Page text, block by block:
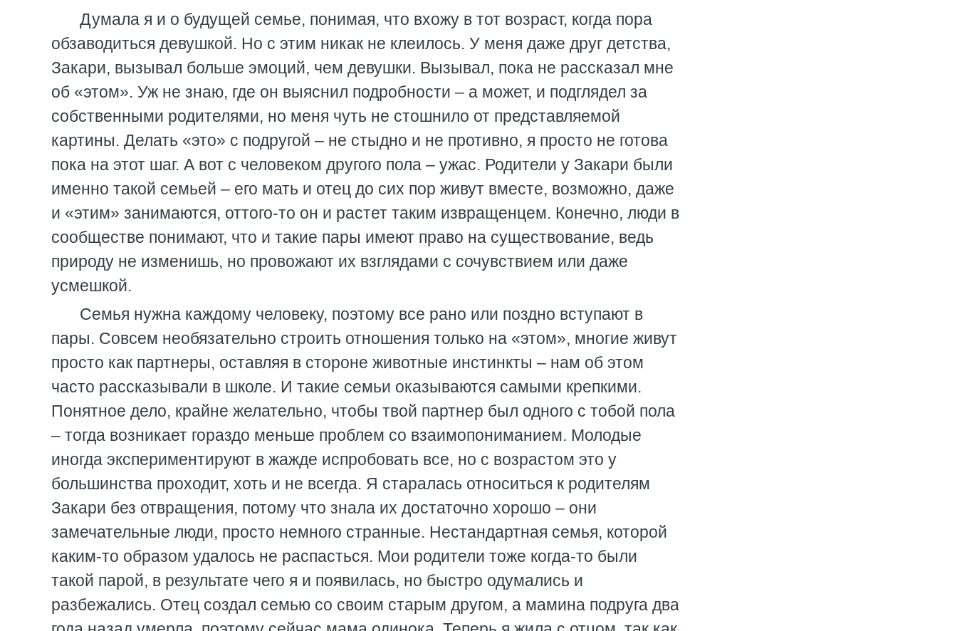
Думала я и о будущей семье, понимая, что вхожу в тот возраст, когда пора
обзаводиться девушкой. Но с этим никак не клеилось. У меня даже друг детства,
Закари, вызывал больше эмоций, чем девушки. Вызывал, пока не рассказал мне
об «этом». Уж не знаю, где он выяснил подробности – а может, и подглядел за
собственными родителями, но меня чуть не стошнило от представляемой
картины. Делать «это» с подругой – не стыдно и не противно, я просто не готова
пока на этот шаг. А вот с человеком другого пола – ужас. Родители у Закари были
именно такой семьей – его мать и отец до сих пор живут вместе, возможно, даже
и «этим» занимаются, оттого-то он и растет таким извращенцем. Конечно, люди в
сообществе понимают, что и такие пары имеют право на существование, ведь
природу не изменишь, но провожают их взглядами с сочувствием или даже
усмешкой.
Семья нужна каждому человеку, поэтому все рано или поздно вступают в
пары. Совсем необязательно строить отношения только на «этом», многие живут
просто как партнеры, оставляя в стороне животные инстинкты – нам об этом
часто рассказывали в школе. И такие семьи оказываются самыми крепкими.
Понятное дело, крайне желательно, чтобы твой партнер был одного с тобой пола
– тогда возникает гораздо меньше проблем со взаимопониманием. Молодые
иногда экспериментируют в жажде испробовать все, но с возрастом это у
большинства проходит, хоть и не всегда. Я старалась относиться к родителям
Закари без отвращения, потому что знала их достаточно хорошо – они
замечательные люди, просто немного странные. Нестандартная семья, которой
каким-то образом удалось не распасться. Мои родители тоже когда-то были
такой парой, в результате чего я и появилась, но быстро одумались и
разбежались. Отец создал семью со своим старым другом, а мамина подруга два